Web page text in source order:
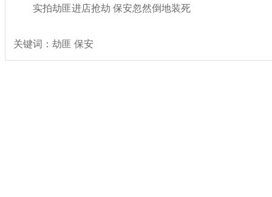
实拍劫匪进店抢劫 保安忽然倒地装死
关键词：劫匪 保安